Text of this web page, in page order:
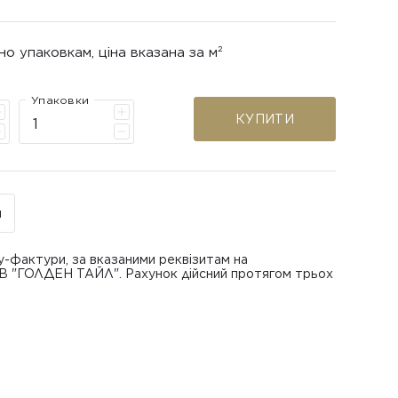
упаковкам, ціна вказана за м²
Упаковки
КУПИТИ
фактури, за вказаними реквізитам на
"ГОЛДЕН ТАЙЛ". Рахунок дійсний протягом трьох